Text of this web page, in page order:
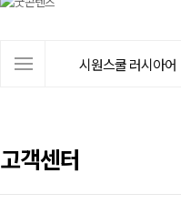
시원스쿨 러시아어
고객센터